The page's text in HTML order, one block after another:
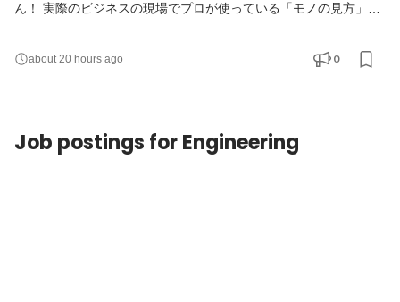
ん！ 実際のビジネスの現場でプロが使っている「モノの見方」や
るプログラムです。 【開催概要】 日時： ①2026年8月24日
（月）11:00～13:00 ②2026年9月4日（金）15:00～17:00
https://meeting.eeasy.jp/mindfree/intern 【プログラム
about 20 hours ago 0
Job postings for Engineering